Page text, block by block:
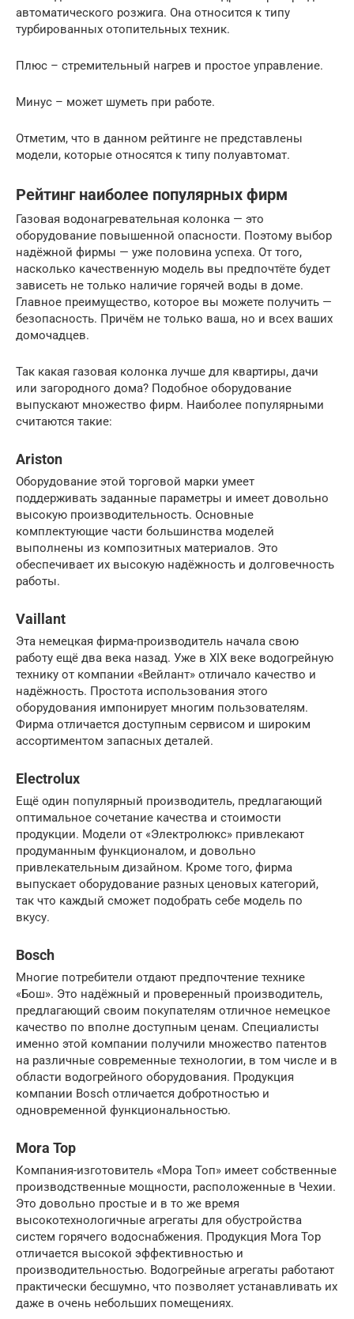
автоматического розжига. Она относится к типу
турбированных отопительных техник.
Плюс – стремительный нагрев и простое управление.
Минус – может шуметь при работе.
Отметим, что в данном рейтинге не представлены
модели, которые относятся к типу полуавтомат.
Рейтинг наиболее популярных фирм
Газовая водонагревательная колонка — это
оборудование повышенной опасности. Поэтому выбор
надёжной фирмы — уже половина успеха. От того,
насколько качественную модель вы предпочтёте будет
зависеть не только наличие горячей воды в доме.
Главное преимущество, которое вы можете получить —
безопасность. Причём не только ваша, но и всех ваших
домочадцев.
Так какая газовая колонка лучше для квартиры, дачи
или загородного дома? Подобное оборудование
выпускают множество фирм. Наиболее популярными
считаются такие:
Ariston
Оборудование этой торговой марки умеет
поддерживать заданные параметры и имеет довольно
высокую производительность. Основные
комплектующие части большинства моделей
выполнены из композитных материалов. Это
обеспечивает их высокую надёжность и долговечность
работы.
Vaillant
Эта немецкая фирма-производитель начала свою
работу ещё два века назад. Уже в XIX веке водогрейную
технику от компании «Вейлант» отличало качество и
надёжность. Простота использования этого
оборудования импонирует многим пользователям.
Фирма отличается доступным сервисом и широким
ассортиментом запасных деталей.
Electrolux
Ещё один популярный производитель, предлагающий
оптимальное сочетание качества и стоимости
продукции. Модели от «Электролюкс» привлекают
продуманным функционалом, и довольно
привлекательным дизайном. Кроме того, фирма
выпускает оборудование разных ценовых категорий,
так что каждый сможет подобрать себе модель по
вкусу.
Bosch
Многие потребители отдают предпочтение технике
«Бош». Это надёжный и проверенный производитель,
предлагающий своим покупателям отличное немецкое
качество по вполне доступным ценам. Специалисты
именно этой компании получили множество патентов
на различные современные технологии, в том числе и в
области водогрейного оборудования. Продукция
компании Bosch отличается добротностью и
одновременной функциональностью.
Mora Top
Компания-изготовитель «Мора Топ» имеет собственные
производственные мощности, расположенные в Чехии.
Это довольно простые и в то же время
высокотехнологичные агрегаты для обустройства
систем горячего водоснабжения. Продукция Mora Top
отличается высокой эффективностью и
производительностью. Водогрейные агрегаты работают
практически бесшумно, что позволяет устанавливать их
даже в очень небольших помещениях.